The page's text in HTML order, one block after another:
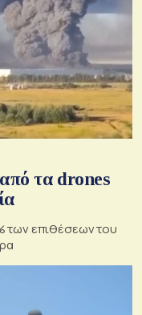
τα drones
των επιθέσεων του